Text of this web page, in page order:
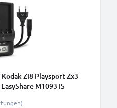
Zi8 Playsport Zx3
M1093 IS